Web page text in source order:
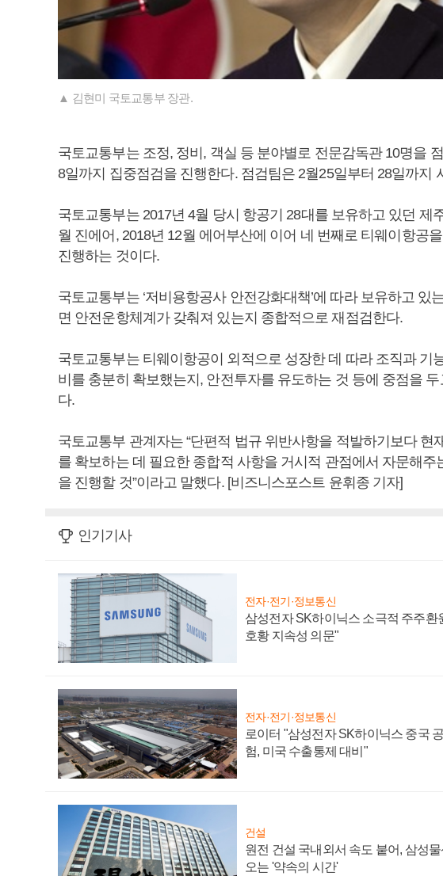
▲ 김현미 국토교통부 장관.
국토교통부는 조정, 정비, 객실 등 분야별로 전문감독관 10명을
8일까지 집중점검을 진행한다. 점검팀은 2월25일부터 28일까지
국토교통부는 2017년 4월 당시 항공기 28대를 보유하고 있던 제
월 진에어, 2018년 12월 에어부산에 이어 네 번째로 티웨이항공
진행하는 것이다.
국토교통부는 ‘저비용항공사 안전강화대책’에 따라 보유하고 있
면 안전운항체계가 갖춰져 있는지 종합적으로 재점검한다.
국토교통부는 티웨이항공이 외적으로 성장한 데 따라 조직과 기
비를 충분히 확보했는지, 안전투자를 유도하는 것 등에 중점을
다.
국토교통부 관계자는 “단편적 법규 위반사항을 적발하기보다 현
를 확보하는 데 필요한 종합적 사항을 거시적 관점에서 자문해주
을 진행할 것”이라고 말했다. [비즈니스포스트 윤휘종 기자]
인기기사
전자·전기·정보통신
삼성전자 SK하이닉스 소극적 주주환
호황 지속성 의문"
전자·전기·정보통신
로이터 "삼성전자 SK하이닉스 중국
험, 미국 수출통제 대비"
건설
원전 건설 국내외서 속도 붙어, 삼성
오는 '약속의 시간'